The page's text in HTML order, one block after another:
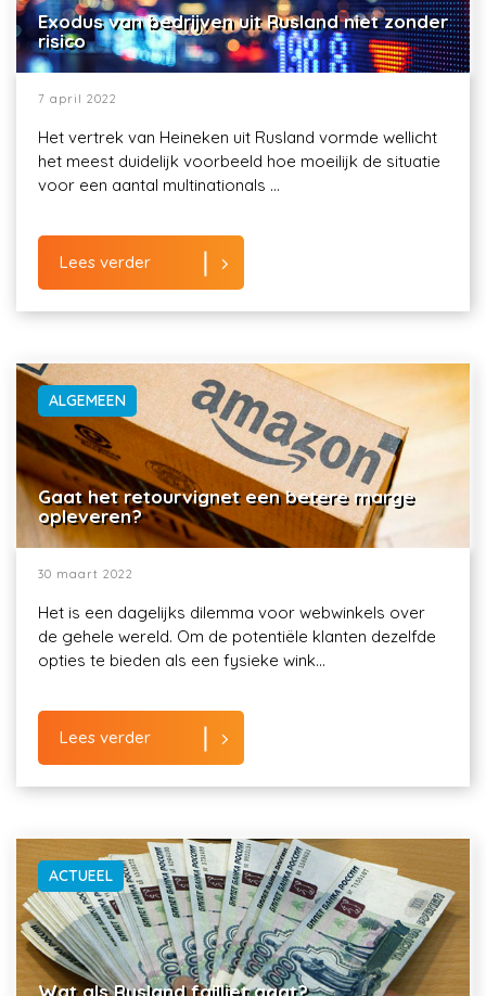
Exodus van bedrijven uit Rusland niet zonder
risico
7 april 2022
Het vertrek van Heineken uit Rusland vormde wellicht
het meest duidelijk voorbeeld hoe moeilijk de situatie
voor een aantal multinationals ...
Lees verder
ALGEMEEN
Gaat het retourvignet een betere marge
opleveren?
30 maart 2022
Het is een dagelijks dilemma voor webwinkels over
de gehele wereld. Om de potentiële klanten dezelfde
opties te bieden als een fysieke wink...
Lees verder
ACTUEEL
Wat als Rusland failliet gaat?